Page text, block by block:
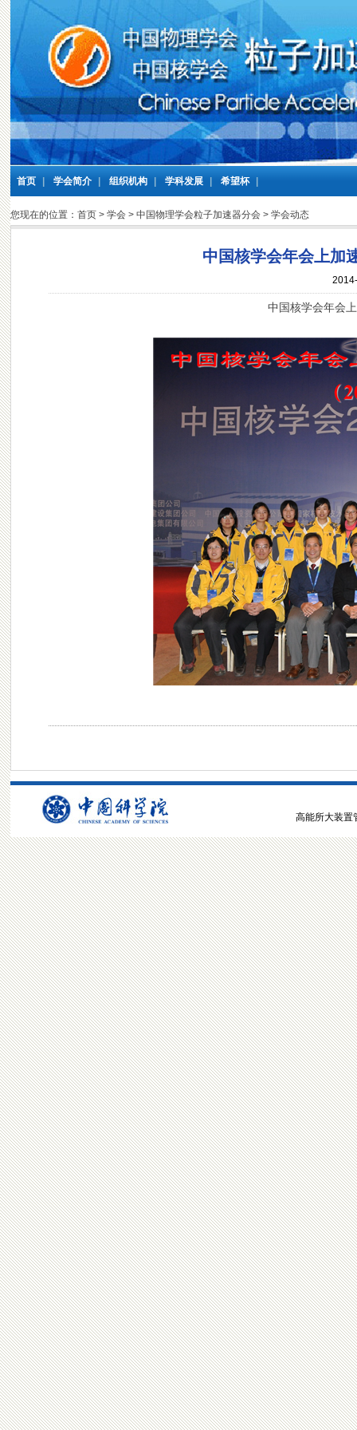
首页 学会简介 组织机构 学科发展 希望杯
您现在的位置： 首页> 学会> 中国物理学会粒子加速器分会> 学会动态
中国核学会年会上加
中国核学会年会上
高能所大装置